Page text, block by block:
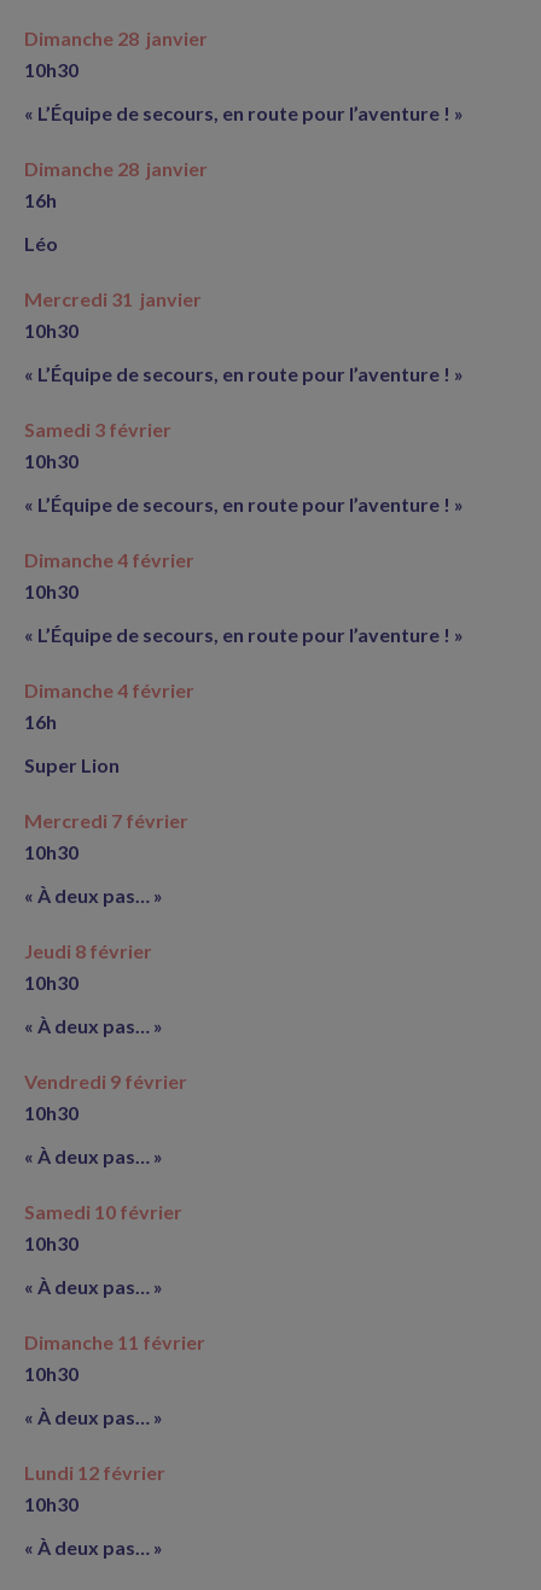
Dimanche 28 janvier
10h30
« L’Équipe de secours, en route pour l’aventure ! »
Dimanche 28 janvier
16h
Léo
Mercredi 31 janvier
10h30
« L’Équipe de secours, en route pour l’aventure ! »
Samedi 3 février
10h30
« L’Équipe de secours, en route pour l’aventure ! »
Dimanche 4 février
10h30
« L’Équipe de secours, en route pour l’aventure ! »
Dimanche 4 février
16h
Super Lion
Mercredi 7 février
10h30
« À deux pas… »
Jeudi 8 février
10h30
« À deux pas… »
Vendredi 9 février
10h30
« À deux pas… »
Samedi 10 février
10h30
« À deux pas… »
Dimanche 11 février
10h30
« À deux pas… »
Lundi 12 février
10h30
« À deux pas… »